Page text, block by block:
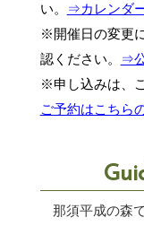
い。
⇒カレンダ
※開催日の変更
認ください。
⇒
※申し込みは、
ご予約はこちら
那須平成の森